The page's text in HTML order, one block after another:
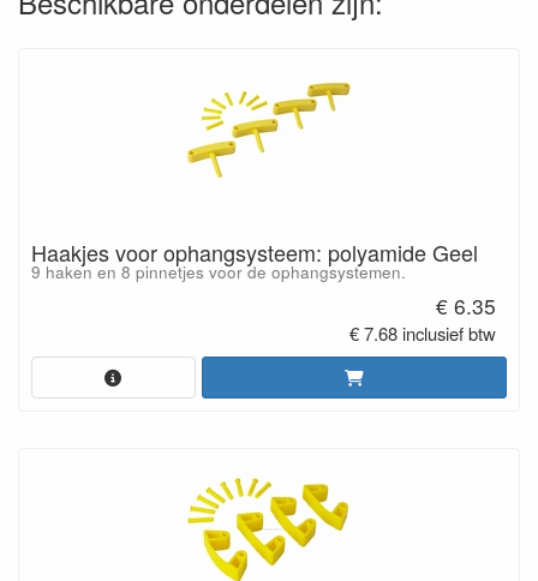
Haakjes voor ophangsysteem: polyamide Geel
9 haken en 8 pinnetjes voor de ophangsystemen.
€ 6.35
€ 7.68 inclusief btw